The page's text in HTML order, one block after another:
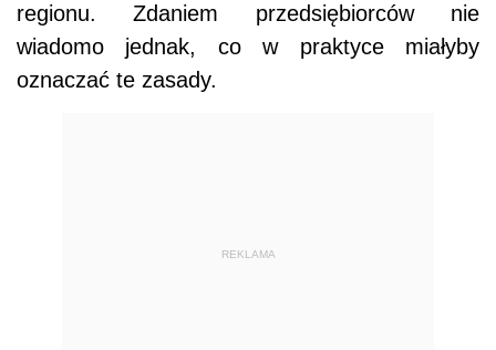
regionu. Zdaniem przedsiębiorców nie
wiadomo jednak, co w praktyce miałyby
oznaczać te zasady.
REKLAMA